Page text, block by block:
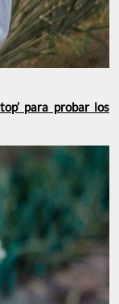
para probar los